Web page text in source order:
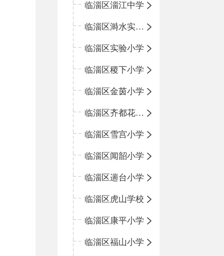
临淄区淄江中学
临淄区溡水实验学校
临淄区实验小学
临淄区稷下小学
临淄区金茵小学
临淄区齐都花园小学
临淄区雪宫小学
临淄区闻韶小学
临淄区遄台小学
临淄区虎山学校
临淄区康平小学
临淄区福山小学